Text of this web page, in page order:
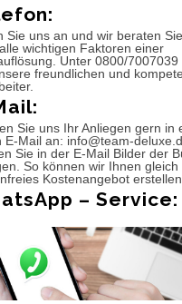
Sie uns an und wir beraten
wichtigen Faktoren einer
Unter 0800/7007039
freundlichen und
Sie uns Ihr Anliegen gern in
E-Mail an: info@team-
Sie in der E-Mail Bilder der
So können wir Ihnen gleich
Kostenangebot erstellen.
– Service: